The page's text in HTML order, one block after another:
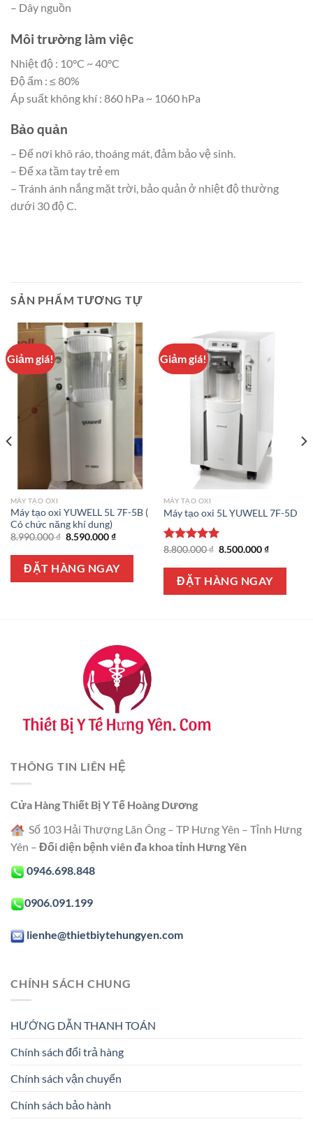
– Dây nguồn
Môi trường làm việc
Nhiệt độ : 10°C ~ 40°C
Độ ẩm : ≤ 80%
Áp suất không khí : 860 hPa ~ 1060 hPa
Bảo quản
– Để nơi khô ráo, thoáng mát, đảm bảo vệ sinh.
– Để xa tầm tay trẻ em
– Tránh ánh nắng mặt trời, bảo quản ở nhiệt độ thường
dưới 30 độ C.
SẢN PHẨM TƯƠNG TỰ
Giảm giá!
MÁY TẠO OXI
Máy tạo oxi YUWELL 5L 7F-5B (
Có chức năng khí dung)
8.990.000₫ Giá
là:
8.990.000 ₫.
8.590.000₫Giá
tại
là:
8.590.000 ₫.
ĐẶT HÀNG NGAY
Giảm giá!
MÁY TẠO OXI
Máy tạo oxi 5L YUWELL 7F-5D
Được xếp
5 sao
8.800.000₫ Giá
là:
8.800.000 ₫.
8.500.000₫Giá
tại
là:
8.500.000
ĐẶT HÀNG NGAY
THÔNG TIN LIÊN HỆ
Cửa Hàng Thiết Bị Y Tế Hoàng Dương
Số 103 Hải Thượng Lãn Ông – TP Hưng Yên – Tỉnh Hưng
Yên – Đối diện bệnh viên đa khoa tỉnh Hưng Yên
0946.698.848
0906.091.199
lienhe@thietbiytehungyen.com
CHÍNH SÁCH CHUNG
HƯỚNG DẪN THANH TOÁN
Chính sách đổi trả hàng
Chính sách vận chuyển
Chính sách bảo hành